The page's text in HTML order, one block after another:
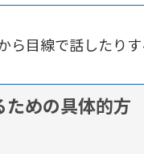
目線で話したり
めの具体的方